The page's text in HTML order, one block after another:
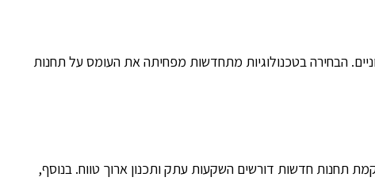
הבחירה בטכנולוגיות מתחדשות מפחיתה את העומס על תחנות
תחנות חדשות דורשים השקעות עתק ותכנון ארוך טווח. בנוסף,